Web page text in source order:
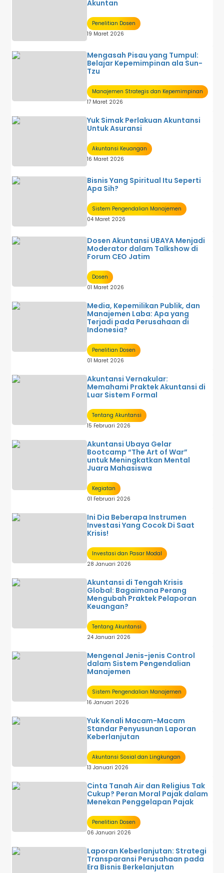
Akuntan
Penelitian Dosen
19 Maret 2026
Mengasah Pisau yang Tumpul:
Belajar Kepemimpinan ala Sun-
Tzu
Manajemen Strategis dan Kepemimpinan
17 Maret 2026
Yuk Simak Perlakuan Akuntansi
Untuk Asuransi
Akuntansi Keuangan
16 Maret 2026
Bisnis Yang Spiritual Itu Seperti
Apa Sih?
Sistem Pengendalian Manajemen
04 Maret 2026
Dosen Akuntansi UBAYA Menjadi
Moderator dalam Talkshow di
Forum CEO Jatim
Dosen
01 Maret 2026
Media, Kepemilikan Publik, dan
Manajemen Laba: Apa yang
Terjadi pada Perusahaan di
Indonesia?
Penelitian Dosen
01 Maret 2026
Akuntansi Vernakular:
Memahami Praktek Akuntansi di
Luar Sistem Formal
Tentang Akuntansi
15 Februari 2026
Akuntansi Ubaya Gelar
Bootcamp “The Art of War”
untuk Meningkatkan Mental
Juara Mahasiswa
Kegiatan
01 Februari 2026
Ini Dia Beberapa Instrumen
Investasi Yang Cocok Di Saat
Krisis!
Investasi dan Pasar Modal
28 Januari 2026
Akuntansi di Tengah Krisis
Global: Bagaimana Perang
Mengubah Praktek Pelaporan
Keuangan?
Tentang Akuntansi
24 Januari 2026
Mengenal Jenis-jenis Control
dalam Sistem Pengendalian
Manajemen
Sistem Pengendalian Manajemen
16 Januari 2026
Yuk Kenali Macam-Macam
Standar Penyusunan Laporan
Keberlanjutan
Akuntansi Sosial dan Lingkungan
13 Januari 2026
Cinta Tanah Air dan Religius Tak
Cukup? Peran Moral Pajak dalam
Menekan Penggelapan Pajak
Penelitian Dosen
06 Januari 2026
Laporan Keberlanjutan: Strategi
Transparansi Perusahaan pada
Era Bisnis Berkelanjutan